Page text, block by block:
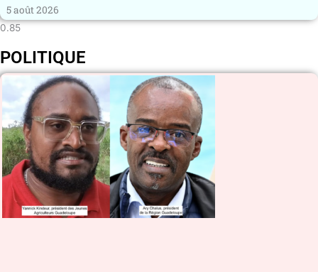
5 août 2026
POLITIQUE